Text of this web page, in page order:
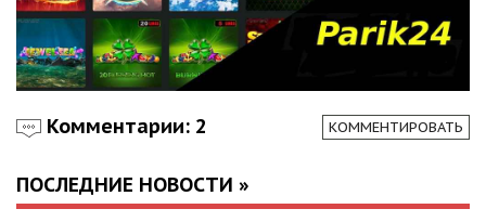
Комментарии: 2 КОММЕНТИРОВАТЬ
ПОСЛЕДНИЕ НОВОСТИ »